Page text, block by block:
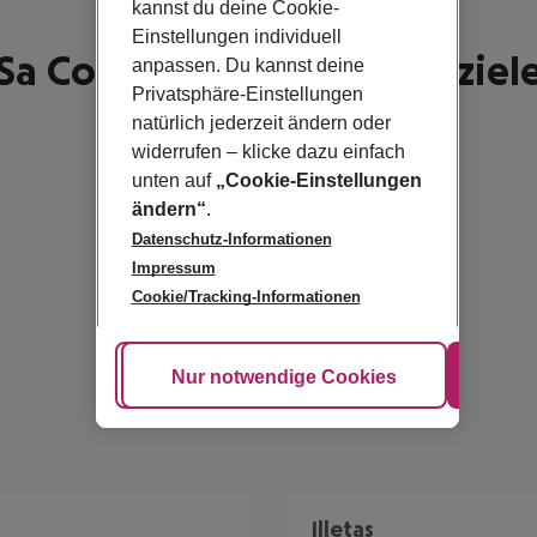
Coma - schönste
Illetas
kannst du deine Cookie-
Einstellungen individuell
anpassen. Du kannst deine
Privatsphäre-Einstellungen
natürlich jederzeit ändern oder
widerrufen – klicke dazu einfach
unten auf „Cookie-Einstellungen
ändern“.
Datenschutz-Informationen
Impressum
Cookie/Tracking-Informationen
Cookie anpassen
Nur notwendige Cookies